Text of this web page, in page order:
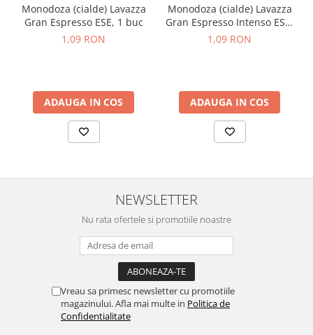
Monodoza (cialde) Lavazza
Gran Espresso ESE, 1 buc
1,09 RON
ADAUGA IN COS
Monodoza (cialde) Lavazza
Gran Espresso Intenso ESE,
1 buc
1,09 RON
ADAUGA IN COS
NEWSLETTER
Nu rata ofertele si promotiile noastre
Vreau sa primesc newsletter cu promotiile
magazinului. Afla mai multe in Politica de
Confidentialitate